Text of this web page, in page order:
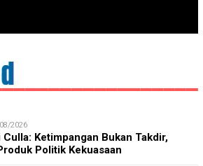
2026
Ketimpangan Bukan Takdir,
Politik Kekuasaan